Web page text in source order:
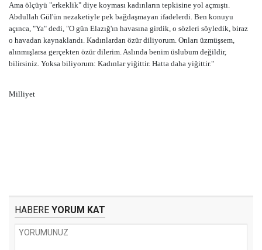
Ama ölçüyü "erkeklik" diye koyması kadınların tepkisine yol açmıştı.
Abdullah Gül'ün nezaketiyle pek bağdaşmayan ifadelerdi. Ben konuyu
açınca, "Ya" dedi, "O gün Elazığ'ın havasına girdik, o sözleri söyledik, biraz
o havadan kaynaklandı. Kadınlardan özür diliyorum. Onları üzmüşsem,
alınmışlarsa gerçekten özür dilerim. Aslında benim üslubum değildir,
bilirsiniz. Yoksa biliyorum: Kadınlar yiğittir. Hatta daha yiğittir."
Milliyet
HABERE YORUM KAT